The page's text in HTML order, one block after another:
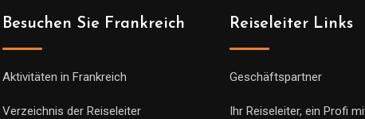
Besuchen Sie Frankreich
Aktivitäten in Frankreich
Verzeichnis der Reiseleiter
Reiseleiter Links
Geschäftspartner
Ihr Reiseleiter, ein Profi